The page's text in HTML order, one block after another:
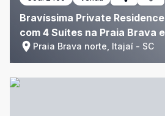
Bravíssima Private
com 4 Suítes na Praia Brava
Praia Brava norte, Itajaí - SC